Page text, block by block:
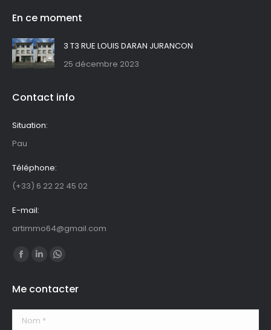
En ce moment
3 T3 RUE LOUIS DARAN JURANCON
25 décembre 2023
Contact info
Situation:
Pau
Téléphone:
(+33) 6 22 22 45 02
E-mail:
artimmo64@gmail.com
Trouvez nous sur :
La
Facebook
s'ouvre
dans
LinkedIn
s'ouvre
dans
La
WhatsApp
s'ouvre
Me contacter
Nom *